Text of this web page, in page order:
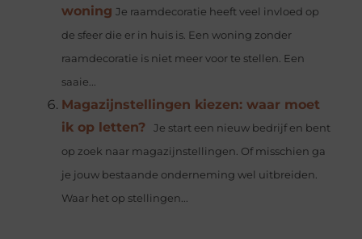
woning Je raamdecoratie heeft veel invloed op
de sfeer die er in huis is. Een woning zonder
raamdecoratie is niet meer voor te stellen. Een
saaie...
Magazijnstellingen kiezen: waar moet
ik op letten?
Je start een nieuw bedrijf en bent
op zoek naar magazijnstellingen. Of misschien ga
je jouw bestaande onderneming wel uitbreiden.
Waar het op stellingen...